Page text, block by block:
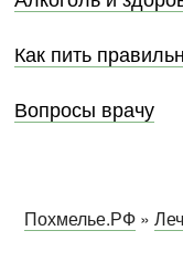
Как пить
Вопросы врачу
Похмелье.РФ »